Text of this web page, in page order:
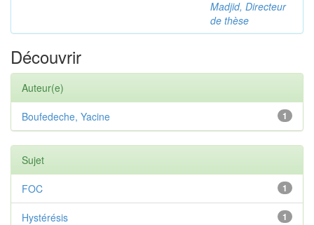
Madjid, Directeur
de thèse
Découvrir
Auteur(e)
1
Boufedeche, Yacine
Sujet
1
FOC
1
Hystérésis